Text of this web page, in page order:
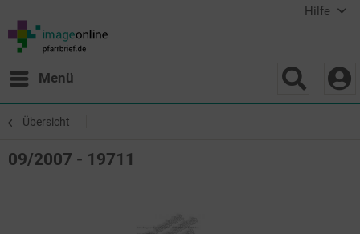
Hilfe
Menü
Übersicht
09/2007 - 19711